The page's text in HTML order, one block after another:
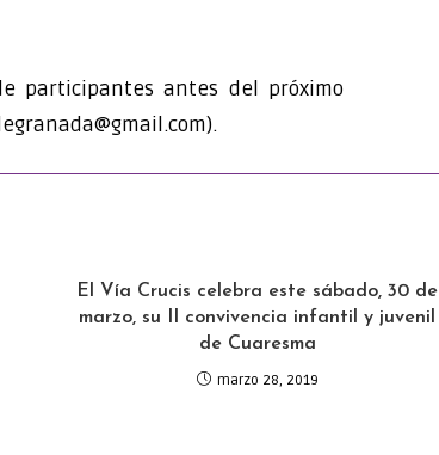
participantes antes del próximo
El Vía Crucis celebra este sábado, 30 de
marzo, su II convivencia infantil y juvenil
de Cuaresma
marzo 28, 2019